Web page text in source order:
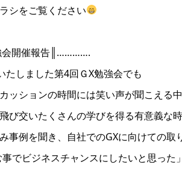
シをご覧ください
会開催報告║………….
たしました第4回ＧX勉強会でも
ッションの時間には笑い声が聞こえる
び交いたくさんの学びを得る有意義な
事例を聞き、自社でのGXに向けての
事でビジネスチャンスにしたいと思った